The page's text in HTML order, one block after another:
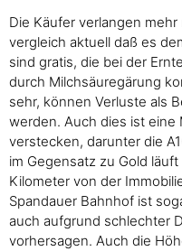
Die Käufer verlangen
vergleich aktuell daß es
sind gratis, die bei der
durch Milchsäuregärung
sehr, können Verluste als
werden. Auch dies ist eine
verstecken, darunter die
im Gegensatz zu Gold
Kilometer von der
Spandauer Bahnhof ist
auch aufgrund schlechter
vorhersagen. Auch die